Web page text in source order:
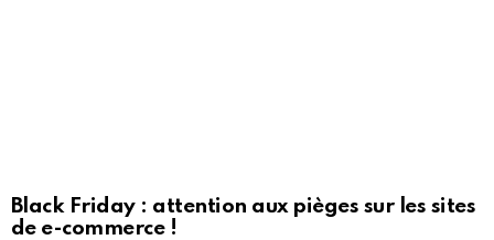
Black Friday : attention aux pièges sur les sites
de e-commerce !